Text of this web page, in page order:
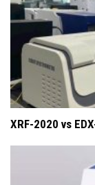
XRF-2020 vs